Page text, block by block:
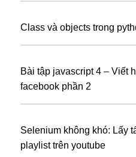
Class và objects trong
Bài tập javascript 4 – Viết
facebook phần 2
Selenium không khó: Lấy
playlist trên youtube